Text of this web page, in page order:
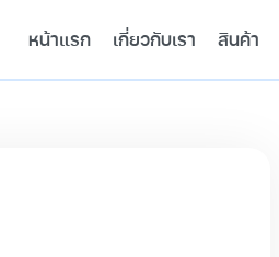
หน้าแรก เกี่ยวกับเรา สินค้า